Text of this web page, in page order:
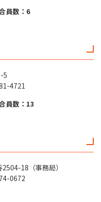
員数：6
5
4721
員数：13
18（事務局）
0672